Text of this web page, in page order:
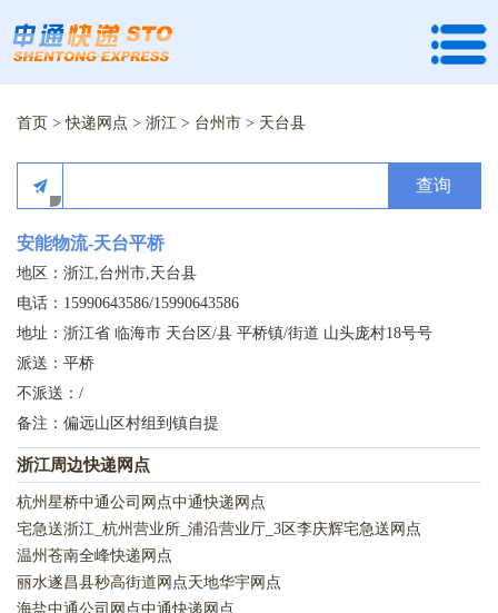
首页 >快递网点 > 浙江 > 台州市 > 天台县
查询
安能物流-天台平桥
地区：浙江,台州市,天台县
电话：15990643586/15990643586
地址：浙江省 临海市 天台区/县 平桥镇/街道 山头庞村18号号
派送：平桥
不派送：/
备注：偏远山区村组到镇自提
浙江周边快递网点
杭州星桥中通公司网点中通快递网点
宅急送浙江_杭州营业所_浦沿营业厅_3区李庆辉宅急送网点
温州苍南全峰快递网点
丽水遂昌县秒高街道网点天地华宇网点
海盐中通公司网点中通快递网点